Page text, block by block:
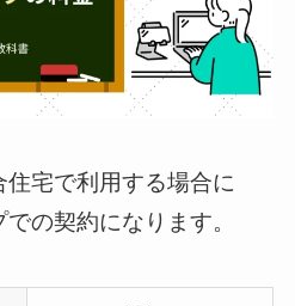
宅で利用する場合に
の契約になります。